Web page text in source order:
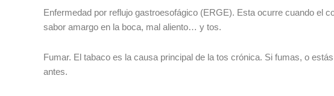
Enfermedad por reflujo gastroesofágico (ERGE). Esta ocurre cuando el
sabor amargo en la boca, mal aliento… y tos.
Fumar. El tabaco es la causa principal de la tos crónica. Si fumas, o
antes.